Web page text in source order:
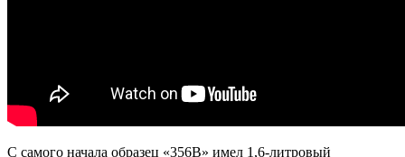
С самого начала образец «356B» имел 1,6-литровый